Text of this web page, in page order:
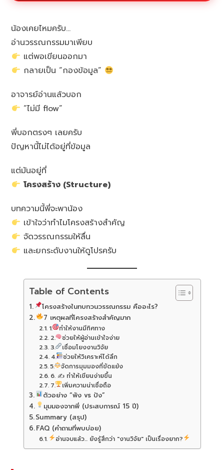
น้องเคยไหมครับ…
อ่านวรรณกรรมมาเพียบ
แต่พอเขียนออกมา
กลายเป็น “กองข้อมูล”
อาจารย์อ่านแล้วบอก
“ไม่มี flow”
พี่บอกตรงๆ เลยครับ
ปัญหานี้ไม่ได้อยู่ที่ข้อมูล
แต่มันอยู่ที่
โครงสร้าง (Structure)
บทความนี้พี่จะพาน้อง
เข้าใจว่าทำไมโครงสร้างสำคัญ
จัดวรรณกรรมให้ลื่น
และยกระดับงานให้ดูโปรครับ
Table of Contents
โครงสร้างในทบทวนวรรณกรรม คืออะไร?
7 เหตุผลที่โครงสร้างสำคัญมาก
1.
ทำให้งานมีทิศทาง
2.
ช่วยให้ผู้อ่านเข้าใจง่าย
3.
เชื่อมโยงงานวิจัย
4.
ช่วยให้วิเคราะห์ได้ลึก
5.
จัดการมุมมองที่ขัดแย้ง
6. ✍️ ทำให้เขียนง่ายขึ้น
7.
เพิ่มความน่าเชื่อถือ
ตัวอย่าง “พัง vs ปัง”
มุมมองจากพี่ (ประสบการณ์ 15 ปี)
Summary (สรุป)
FAQ (คำถามที่พบบ่อย)
อ่านจบแล้ว... ยังรู้สึกว่า "งานวิจัย" เป็นเรื่องยาก?